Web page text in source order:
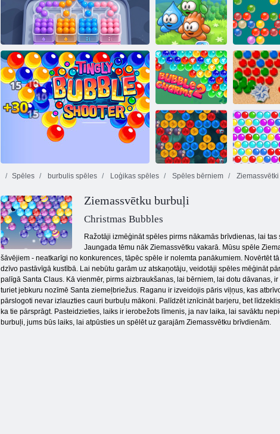
Atlekšanas
bumbiņas
Perelivy
Lāse plops Šāvējs
Tering burbuļu šāvējs
Burbuļu Charms
2
Ziņojumu
Bubble
Burbuļu pūķi
Spēles burbulis spēles Loģikas spēles Spēles bērniem Ziemassvētki
Ziemassvētku burbuļi
Christmas Bubbles
Ražotāji izmēģināt spēles pirms nākamās brīvdienas, lai
Jaungada tēmu nāk Ziemassvētku vakarā. Mūsu spēle
šāvējiem - neatkarīgi no konkurences, tāpēc spēle ir nolemta panākumiem. Novērtēt
dzīvo pastāvīgā kustībā. Lai nebūtu garām uz atskaņotāju, veidotāji spēles mēģināt
palīgā Santa Claus. Kā vienmēr, pirms aizbraukšanas, lai bērniem, lai dotu
turiet jebkuru nozīmē Santa ziemeļbriežus. Raganu ir izveidojis pāris viļņus, kas
pārslogoti nevar izlauzties cauri burbuļu mākoni. Palīdzēt iznīcināt barjeru, bet
ka tie pārsprāgt. Pasteidzieties, laiks ir ierobežots līmenis, ja nav laika, lai savāktu
burbuļi, jums būs laiks, lai atpūsties un spēlēt uz garajām Ziemassvētku brīvdienām.